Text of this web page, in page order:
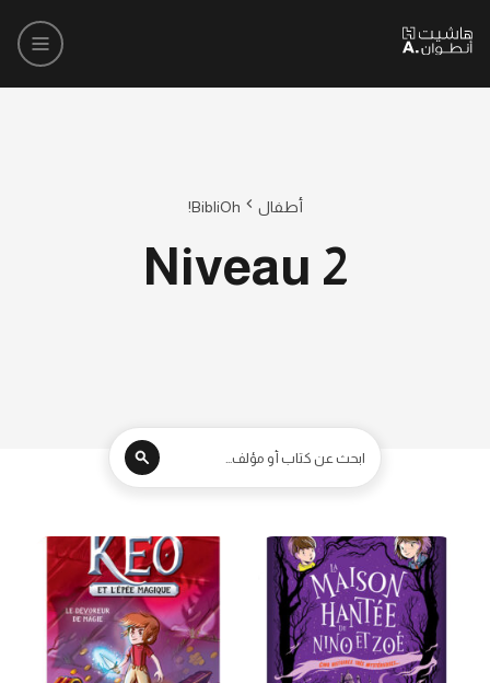
أطفال BibliOh!
Niveau 2